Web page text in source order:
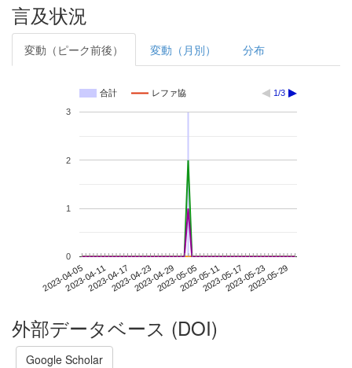
言及状況
変動（ピーク前後） 変動（月別） 分布
合計 レファ協 1/3
2023-04-052023-04-112023-04-172023-04-232023-04-292023-05-052023-05-112023-05-172023-05-232023-05-29
0
1
2
3
外部データベース (DOI)
Google Scholar